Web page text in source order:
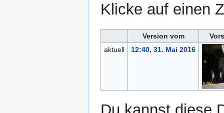
Klicke auf einen
Version vom
aktuell
12:40, 31. Mai 2016